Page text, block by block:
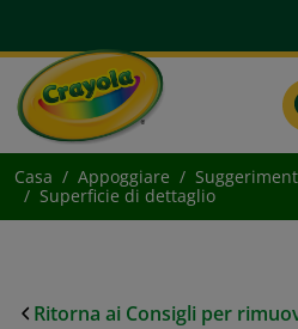
Casa Appoggiare
Superficie di dettaglio
Ritorna ai Consigli per